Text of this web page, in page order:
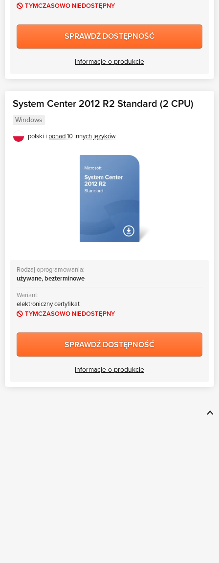
TYMCZASOWO NIEDOSTĘPNY
SPRAWDŹ DOSTĘPNOŚĆ
Informacje o produkcie
System Center 2012 R2 Standard (2 CPU)
Windows
polski i ponad 10 innych języków
Rodzaj oprogramowania:
używane, bezterminowe
Wariant:
elektroniczny certyfikat
TYMCZASOWO NIEDOSTĘPNY
SPRAWDŹ DOSTĘPNOŚĆ
Informacje o produkcie